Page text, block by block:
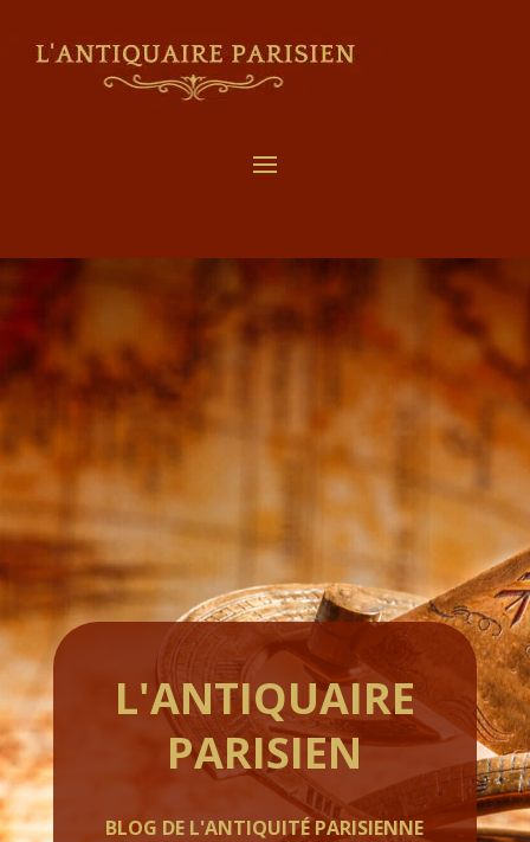
L'ANTIQUAIRE
PARISIEN
BLOG DE L'ANTIQUITÉ PARISIENNE